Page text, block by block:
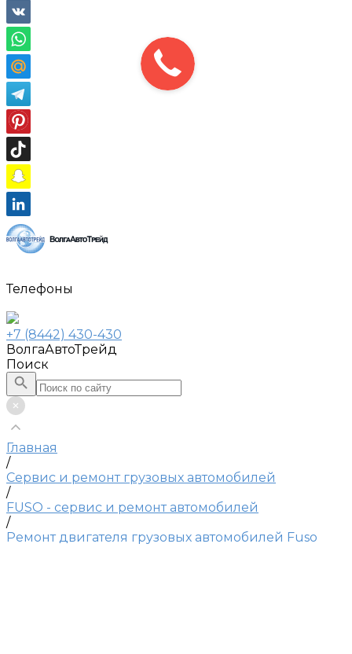
Телефоны
+7 (8442) 430-430
ВолгаАвтоТрейд
Поиск
Главная
/
Сервис и ремонт грузовых автомобилей
/
FUSO - сервис и ремонт автомобилей
/
Ремонт двигателя грузовых автомобилей Fuso